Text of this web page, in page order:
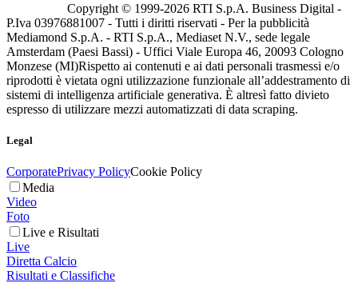
Copyright © 1999-2026 RTI S.p.A. Business Digital -
P.Iva 03976881007 - Tutti i diritti riservati - Per la pubblicità
Mediamond S.p.A. - RTI S.p.A., Mediaset N.V., sede legale
Amsterdam (Paesi Bassi) - Uffici Viale Europa 46, 20093 Cologno
Monzese (MI)Rispetto ai contenuti e ai dati personali trasmessi e/o
riprodotti è vietata ogni utilizzazione funzionale all’addestramento di
sistemi di intelligenza artificiale generativa. È altresì fatto divieto
espresso di utilizzare mezzi automatizzati di data scraping.
Legal
CorporatePrivacy PolicyCookie Policy
Media
Video
Foto
Live e Risultati
Live
Diretta Calcio
Risultati e Classifiche